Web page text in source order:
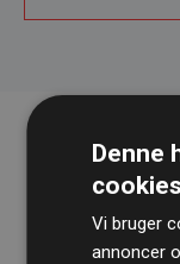
Denne
cookies
Vi bruger
annoncer